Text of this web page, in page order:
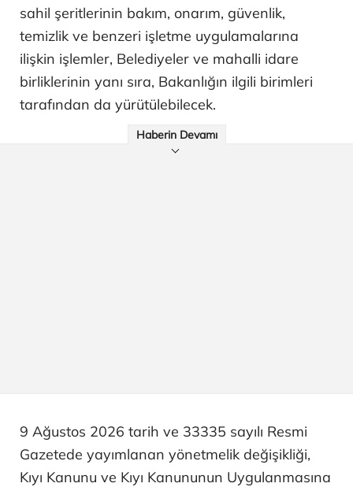
sahil şeritlerinin bakım, onarım, güvenlik,
temizlik ve benzeri işletme uygulamalarına
ilişkin işlemler, Belediyeler ve mahalli idare
birliklerinin yanı sıra, Bakanlığın ilgili birimleri
tarafından da yürütülebilecek.
Haberin Devamı
9 Ağustos 2026 tarih ve 33335 sayılı Resmi
Gazetede yayımlanan yönetmelik değişikliği,
Kıyı Kanunu ve Kıyı Kanununun Uygulanmasına